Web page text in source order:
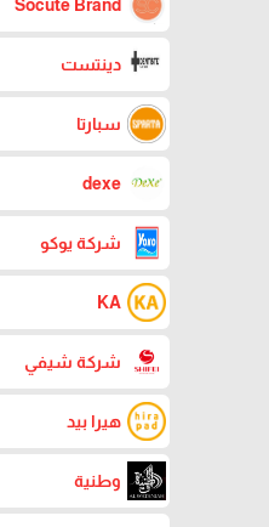
Socute Brand
دينتست
سبارتا
dexe
شركة يوكو
KA
شركة شيفي
هيرا بيد
وطنية